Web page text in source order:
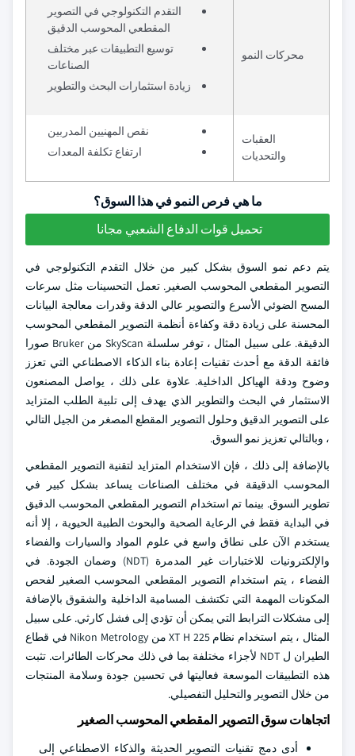
محركات النمو
التقدم التكنولوجي في التصوير
المقطعي المحوسب الدقيق
توسيع التطبيقات عبر مختلف
الصناعات
زيادة استثمارات البحث والتطوير
العقبات
والتحديات
نقص المهنيين المدربين
ارتفاع تكلفة المعدات
ما هي فرص النمو في هذا السوق؟
تحميل قوات الدفاع الشعبي مجانا
يتم دعم نمو السوق بشكل كبير من خلال التقدم التكنولوجي في
التصوير المقطعي المحوسب الصغير. تعمل التحسينات مثل سرعات
المسح الضوئي الأسرع والتصوير عالي الدقة وقدرات معالجة البيانات
المحسنة على زيادة دقة وكفاءة أنظمة التصوير المقطعي المحوسب
الدقيقة. على سبيل المثال ، توفر سلسلة SkyScan من Bruker صورا
فائقة الدقة مع أحدث تقنيات إعادة بناء الذكاء الاصطناعي التي تعزز
وضوح ودقة الهياكل الداخلية. علاوة على ذلك ، يواصل المصنعون
الاستثمار في البحث والتطوير الذي يهدف إلى تلبية الطلب المتزايد
على التصوير الدقيق وحلول التصوير المقطع المصغر من الجيل التالي
، وبالتالي تعزيز نمو السوق.
بالإضافة إلى ذلك ، فإن الاستخدام المتزايد لتقنية التصوير المقطعي
المحوسب الدقيقة في مختلف الصناعات يساعد بشكل كبير في
تطوير السوق. بينما تم استخدام التصوير المقطعي المحوسب الدقيق
في البداية فقط في الرعاية الصحية والبحوث الطبية الحيوية ، إلا أنه
يستخدم الآن على نطاق واسع في علوم المواد والسيارات والفضاء
والإلكترونيات للاختبارات غير المدمرة (NDT) وضمان الجودة. في
الفضاء ، يتم استخدام التصوير المقطعي المحوسب الصغير لفحص
المكونات المهمة التي تكتشف المسامية الداخلية والشقوق بالإضافة
إلى مشكلات الترابط التي يمكن أن تؤدي إلى فشل كارثي. على سبيل
المثال ، يتم استخدام نظام XT H 225 من Nikon Metrology في قطاع
الطيران ل NDT لأجزاء مختلفة بما في ذلك محركات الطائرات. تثبت
هذه التطبيقات الموسعة فعاليتها في تحسين جودة وسلامة المنتجات
من خلال التصوير والتحليل التفصيلي.
اتجاهات سوق التصوير المقطعي المحوسب الصغير
أدى دمج تقنيات التصوير الحديثة والذكاء الاصطناعي إلى